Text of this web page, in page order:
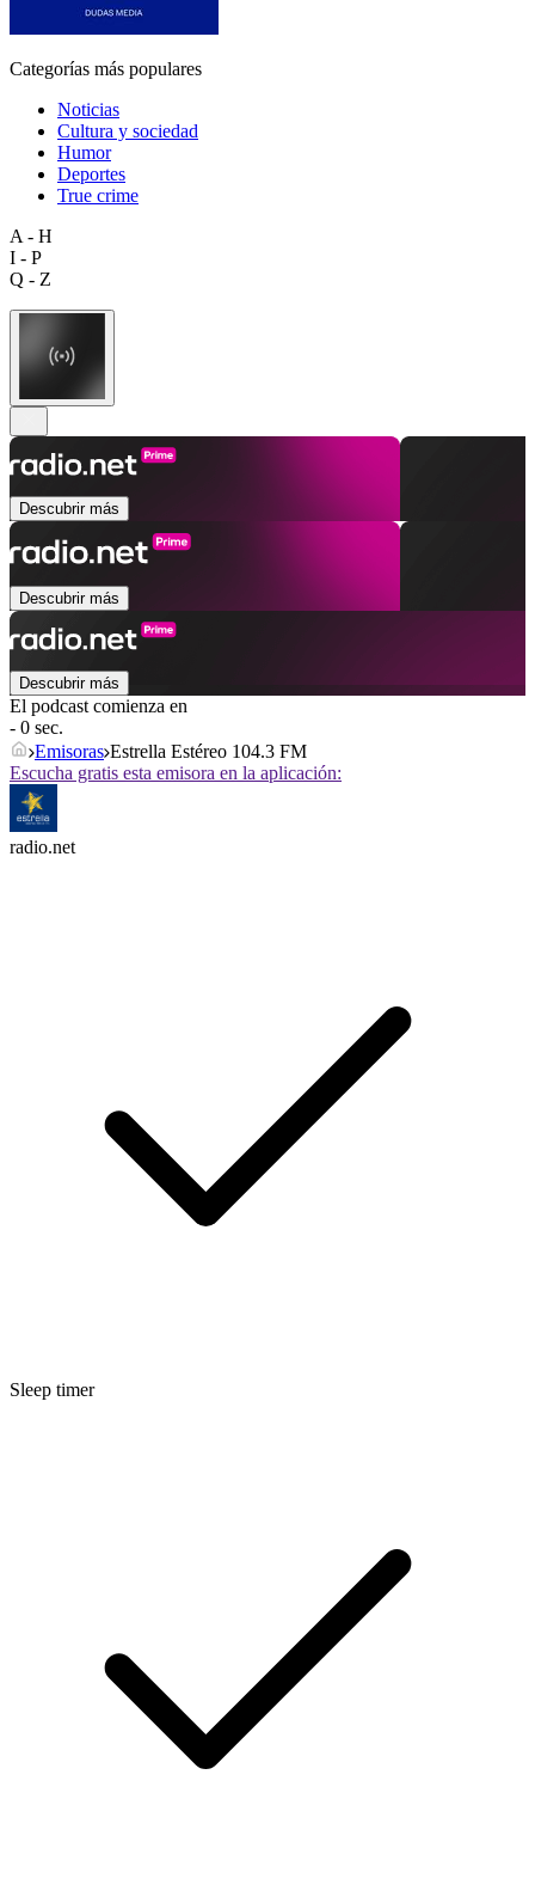
Categorías más populares
Noticias
Cultura y sociedad
Humor
Deportes
True crime
A - H
I - P
Q - Z
Descubrir más
Descubrir más
Descubrir más
El podcast comienza en
- 0 sec.
Emisoras Estrella Estéreo 104.3 FM
Escucha gratis esta emisora en la aplicación:
radio.net
Sleep timer